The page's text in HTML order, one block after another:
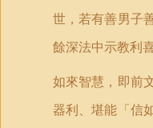
世，若有善男子
餘深法中示教利
如來智慧，即前
器利、堪能「信